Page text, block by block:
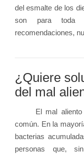
del esmalte de los
son para toda
recomendaciones,
¿Quiere
del mal
El mal aliento o
común. En la
bacterias
personas que,